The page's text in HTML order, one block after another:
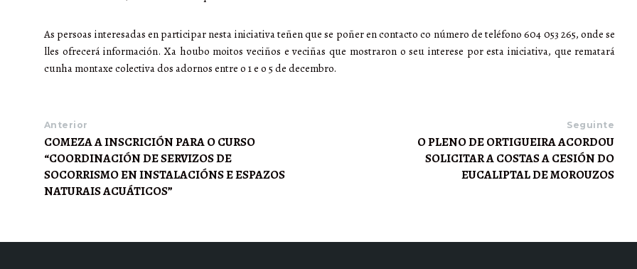
As persoas interesadas en participar nesta iniciativa teñen que se poñer en contacto co número de teléfono 604 053 265, onde se
lles ofrecerá información. Xa houbo moitos veciños e veciñas que mostraron o seu interese por esta iniciativa, que rematará
cunha montaxe colectiva dos adornos entre o 1 e o 5 de decembro.
Anterior
COMEZA A INSCRICIÓN PARA O CURSO
“COORDINACIÓN DE SERVIZOS DE
SOCORRISMO EN INSTALACIÓNS E ESPAZOS
NATURAIS ACUÁTICOS”
Seguinte
O PLENO DE ORTIGUEIRA ACORDOU
SOLICITAR A COSTAS A CESIÓN DO
EUCALIPTAL DE MOROUZOS